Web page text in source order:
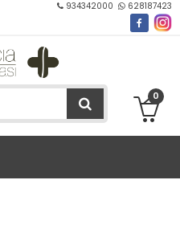
934342000 628187423
0